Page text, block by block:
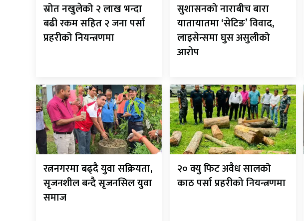
स्रोत नखुलेको २ लाख भन्दा
बढी रकम सहित २ जना पर्सा
प्रहरीको नियन्त्रणमा
सुशासनको नाराबीच बारा
यातायातमा ‘सेटिङ’ विवाद,
लाइसेन्समा घुस असुलीको
आरोप
रत्ननगरमा बढ्दै युवा सक्रियता,
सृजनशील बन्दै सृजनसिल युवा
समाज
२० क्यु फिट अवैध सालको
काठ पर्सा प्रहरीको नियन्त्रणमा